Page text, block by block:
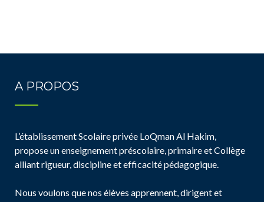
A PROPOS
L’établissement Scolaire privée LoQman Al Hakim,
propose un enseignement préscolaire, primaire et Collège
alliant rigueur, discipline et efficacité pédagogique.
Nous voulons que nos élèves apprennent, dirigent et